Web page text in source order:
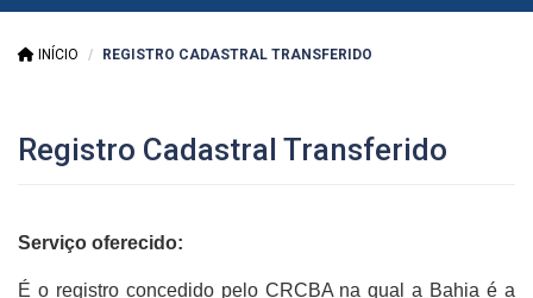
INÍCIO REGISTRO CADASTRAL TRANSFERIDO
Registro Cadastral Transferido
Serviço oferecido:
É o registro concedido pelo CRCBA na qual a Bahia é a